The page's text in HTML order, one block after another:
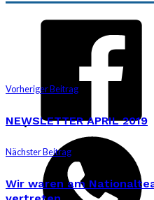
Vorheriger Beitrag
NEWSLETTER APRIL 2019
Nächster Beitrag
Wir waren am